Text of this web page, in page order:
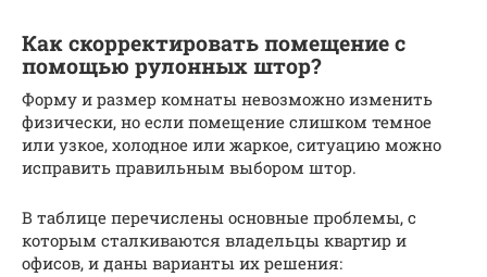
Как скорректировать помещение с
помощью рулонных штор?
Форму и размер комнаты невозможно изменить
физически, но если помещение слишком темное
или узкое, холодное или жаркое, ситуацию можно
исправить правильным выбором штор.
В таблице перечислены основные проблемы, с
которым сталкиваются владельцы квартир и
офисов, и даны варианты их решения: